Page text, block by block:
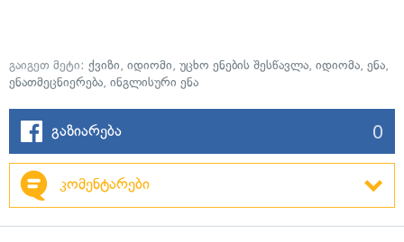
გაიგეთ მეტი: ქვიზი, იდიომი, უცხო ენების შესწავლა, იდიომა, ენა,
ენათმეცნიერება, ინგლისური ენა
გაზიარება 0
კომენტარები